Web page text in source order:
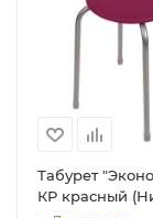
Табурет
КР красный